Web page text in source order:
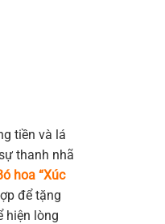
tiền và lá
thanh nhã
hoa “Xúc
để tặng
hiện lòng